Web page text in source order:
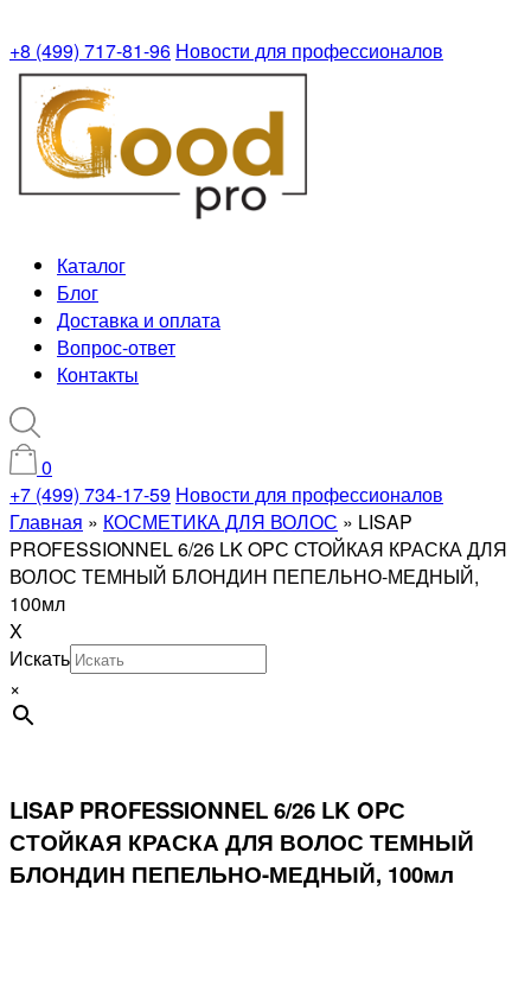
+8 (499) 717-81-96 Новости для профессионалов
Каталог
Блог
Доставка и оплата
Вопрос-ответ
Контакты
0
+7 (499) 734-17-59 Новости для профессионалов
Главная » КОСМЕТИКА ДЛЯ ВОЛОС » LISAP
PROFESSIONNEL 6/26 LK OPС СТОЙКАЯ КРАСКА ДЛЯ
ВОЛОС ТЕМНЫЙ БЛОНДИН ПЕПЕЛЬНО-МЕДНЫЙ,
100мл
X
Искать
×
LISAP PROFESSIONNEL 6/26 LK OPС
СТОЙКАЯ КРАСКА ДЛЯ ВОЛОС ТЕМНЫЙ
БЛОНДИН ПЕПЕЛЬНО-МЕДНЫЙ, 100мл